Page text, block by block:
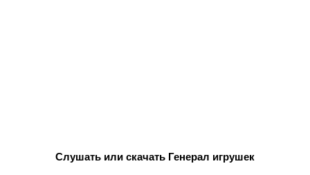
Слушать или скачать Генерал игрушек